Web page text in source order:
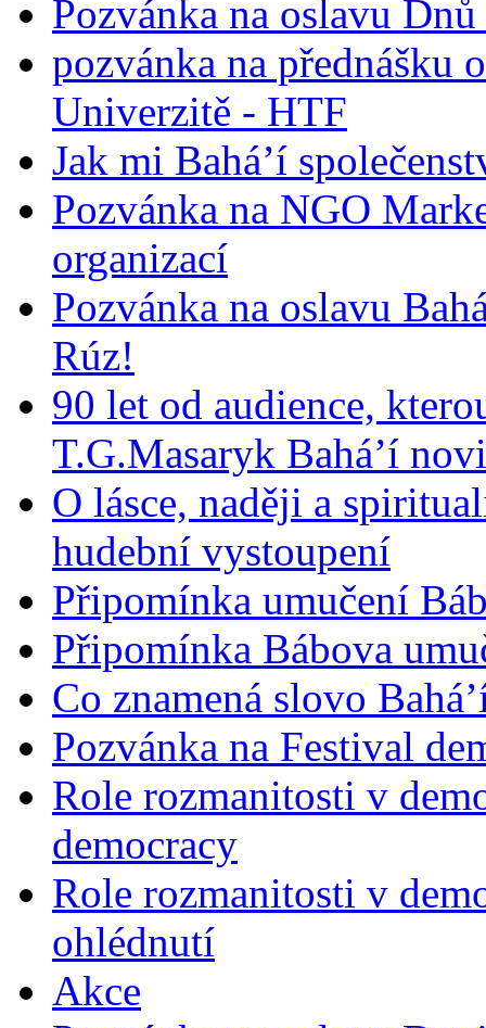
Pozvánka na oslavu
pozvánka na přednášku
Univerzitě - HTF
Jak mi Bahá’í
Pozvánka na NGO
organizací
Pozvánka na oslavu
Rúz!
90 let od audience,
T.G.Masaryk Bahá’í
O lásce, naději a
hudební vystoupení
Připomínka umučení
Připomínka Bábova
Co znamená slovo
Pozvánka na Festival
Role rozmanitosti v
democracy
Role rozmanitosti v
ohlédnutí
Akce